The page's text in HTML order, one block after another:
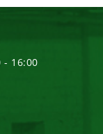
- 16:00